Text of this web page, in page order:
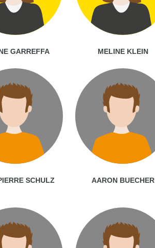
GARREFFA MELINE KLEIN
SCHULZ AARON BUECHER